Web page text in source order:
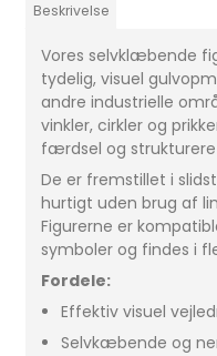
Beskrivelse
Vores selvklæbende
tydelig, visuel
andre industrielle
vinkler, cirkler og
færdsel og
De er fremstillet i
hurtigt uden brug af
Figurerne er
symboler og findes i
Fordele:
Effektiv visuel
Selvkæbende og